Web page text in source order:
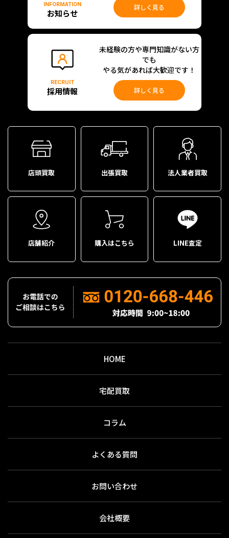
INFORMATION
お知らせ
詳しく見る
RECRUIT
採用情報
未経験の方や専門知識がない方
でも
やる気があれば大歓迎です！
詳しく見る
店頭買取 出張買取 法人業者買取
店舗紹介 購入はこちら LINE査定
HOME
宅配買取
コラム
よくある質問
お問い合わせ
会社概要